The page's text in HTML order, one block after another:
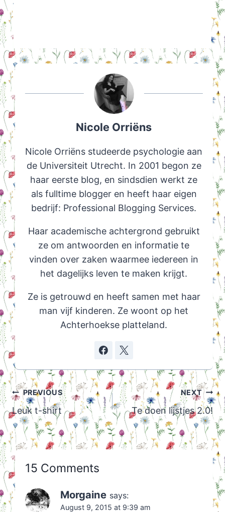
Nicole Orriëns
Nicole Orriëns studeerde psychologie aan
de Universiteit Utrecht. In 2001 begon ze
haar eerste blog, en sindsdien werkt ze
als fulltime blogger en heeft haar eigen
bedrijf: Professional Blogging Services.
Haar academische achtergrond gebruikt
ze om antwoorden en informatie te
vinden over zaken waarmee iedereen in
het dagelijks leven te maken krijgt.
Ze is getrouwd en heeft samen met haar
man vijf kinderen. Ze woont op het
Achterhoekse platteland.
Post
navigation
PREVIOUS
Leuk t-shirt
NEXT
Te doen lijstjes 2.0!
15 Comments
Morgaine says:
August 9, 2015 at 9:39 am